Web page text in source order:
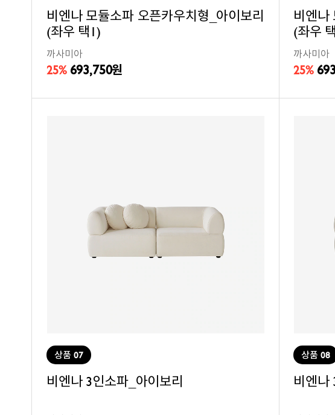
비엔나 모듈소파 오픈카우치형_아이보리
(좌우 택1)
까사미아
25% 693,750원
비엔나
(좌우
까사미아
25%
상품 07
비엔나 3인소파_아이보리
상품 08
비엔나